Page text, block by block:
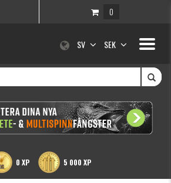
0
Toggle
SV SEK
0 XP 5 000 XP